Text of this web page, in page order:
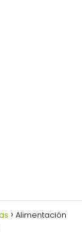
Alimentación